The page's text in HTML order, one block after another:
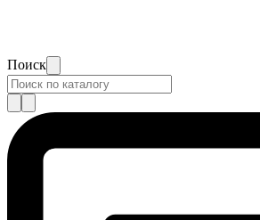
Поиск